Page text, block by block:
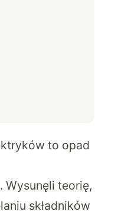
to opad
Wysunęli teorię,
składników